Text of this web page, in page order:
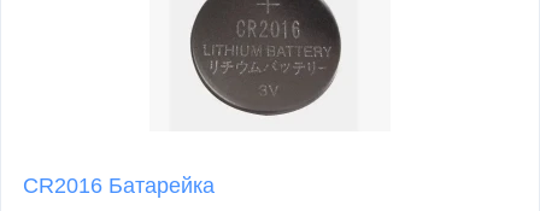
CR2016 Батарейка